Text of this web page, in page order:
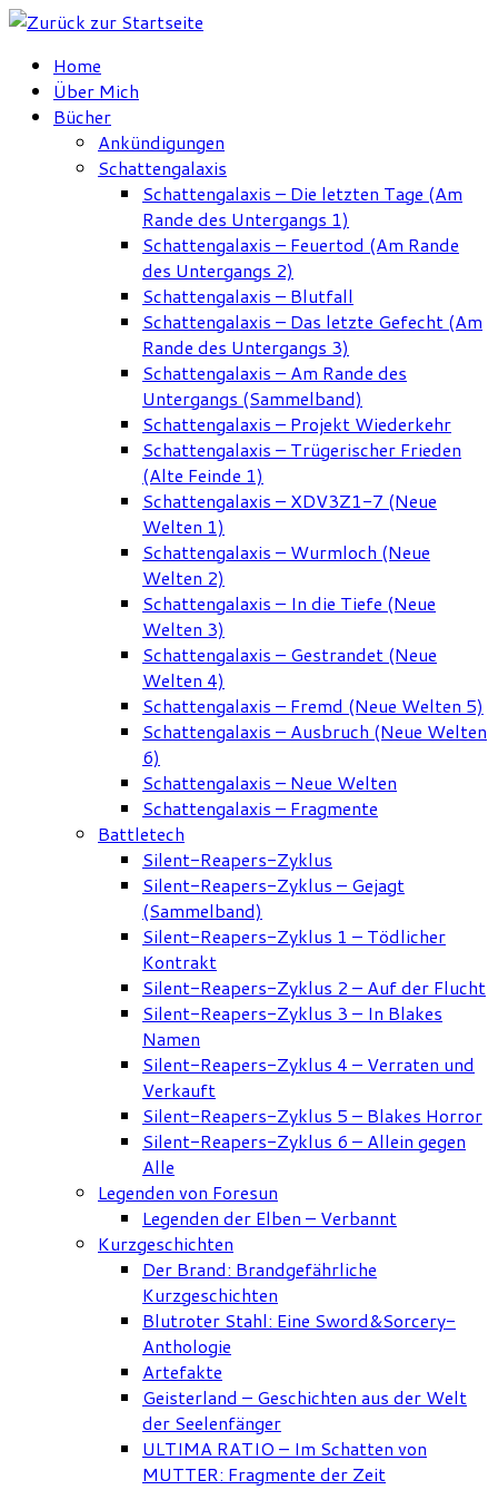
Zum
springenHome
Über Mich
Bücher
Ankündigungen
Schattengalaxis
Schattengalaxis – Die letzten Tage (Am
Rande des Untergangs 1)
Schattengalaxis – Feuertod (Am Rande
des Untergangs 2)
Schattengalaxis – Blutfall
Schattengalaxis – Das letzte Gefecht (Am
Rande des Untergangs 3)
Schattengalaxis – Am Rande des
Untergangs (Sammelband)
Schattengalaxis – Projekt Wiederkehr
Schattengalaxis – Trügerischer Frieden
(Alte Feinde 1)
Schattengalaxis – XDV3Z1-7 (Neue
Welten 1)
Schattengalaxis – Wurmloch (Neue
Welten 2)
Schattengalaxis – In die Tiefe (Neue
Welten 3)
Schattengalaxis – Gestrandet (Neue
Welten 4)
Schattengalaxis – Fremd (Neue Welten 5)
Schattengalaxis – Ausbruch (Neue Welten
6)
Schattengalaxis – Neue Welten
Schattengalaxis – Fragmente
Battletech
Silent-Reapers-Zyklus
Silent-Reapers-Zyklus – Gejagt
(Sammelband)
Silent-Reapers-Zyklus 1 – Tödlicher
Kontrakt
Silent-Reapers-Zyklus 2 – Auf der Flucht
Silent-Reapers-Zyklus 3 – In Blakes
Namen
Silent-Reapers-Zyklus 4 – Verraten und
Verkauft
Silent-Reapers-Zyklus 5 – Blakes Horror
Silent-Reapers-Zyklus 6 – Allein gegen
Alle
Legenden von Foresun
Legenden der Elben – Verbannt
Kurzgeschichten
Der Brand: Brandgefährliche
Kurzgeschichten
Blutroter Stahl: Eine Sword&Sorcery-
Anthologie
Artefakte
Geisterland – Geschichten aus der Welt
der Seelenfänger
ULTIMA RATIO – Im Schatten von
MUTTER: Fragmente der Zeit